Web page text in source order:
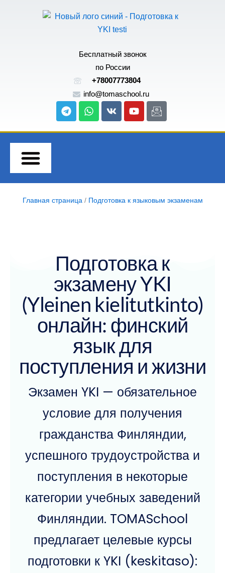
Бесплатный звонок
по России
+78007773804
info@tomaschool.ru
TelegramWhatsapp
Vk Youtube
Icon-
email
Главная страница/ Подготовка к языковым экзаменам
Подготовка к
экзамену YKI
(Yleinen kielitutkinto)
онлайн: финский
язык для
поступления и жизни
Экзамен YKI — обязательное
условие для получения
гражданства Финляндии,
успешного трудоустройства и
поступления в некоторые
категории учебных заведений
Финляндии. TOMASchool
предлагает целевые курсы
подготовки к YKI (keskitaso):